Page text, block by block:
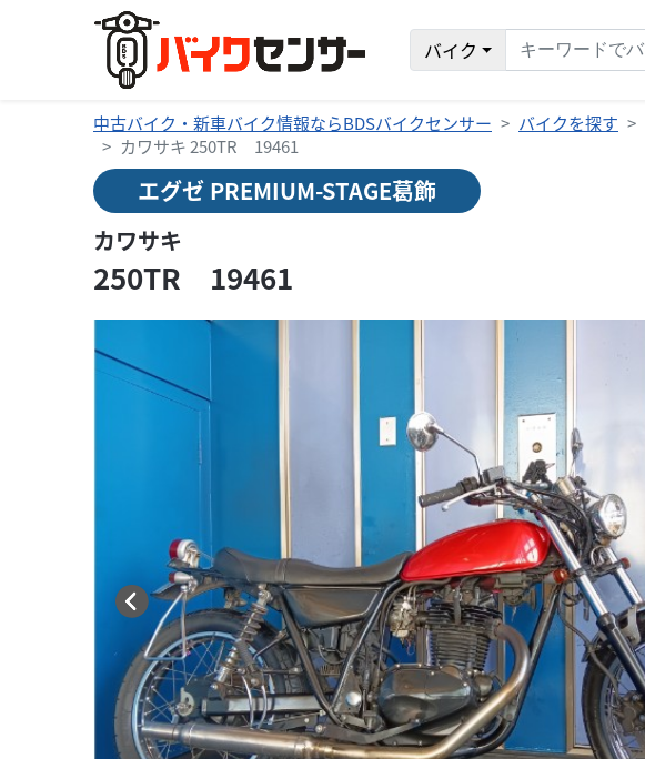
バイク
中古バイク・新車バイク情報ならBDSバイクセンサー バイクを探す
カワサキ 250TR 19461
エグゼ PREMIUM-STAGE葛飾
カワサキ
250TR 19461